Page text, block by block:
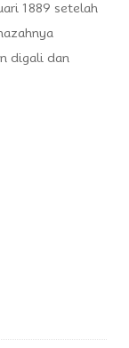
1889 setelah
digali dan